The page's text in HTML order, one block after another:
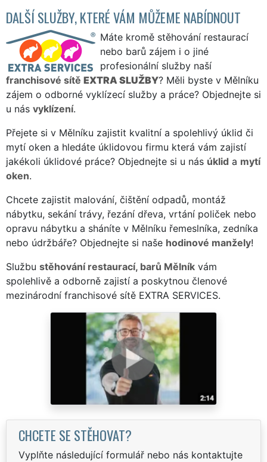
DALŠÍ SLUŽBY, KTERÉ VÁM MŮŽEME NABÍDNOUT
Máte kromě stěhování restaurací
nebo barů zájem i o jiné
profesionální služby naší
franchisové sítě EXTRA SLUŽBY? Měli byste v Mělníku
zájem o odborné vyklízecí služby a práce? Objednejte si
u nás vyklízení.
Přejete si v Mělníku zajistit kvalitní a spolehlivý úklid či
mytí oken a hledáte úklidovou firmu která vám zajistí
jakékoli úklidové práce? Objednejte si u nás úklid a mytí
oken.
Chcete zajistit malování, čištění odpadů, montáž
nábytku, sekání trávy, řezání dřeva, vrtání poliček nebo
opravu nábytku a sháníte v Mělníku řemeslníka, zedníka
nebo údržbáře? Objednejte si naše hodinové manžely!
Službu stěhování restaurací, barů Mělník vám
spolehlivě a odborně zajistí a poskytnou členové
mezinárodní franchisové sítě EXTRA SERVICES.
CHCETE SE STĚHOVAT?
Vyplňte následující formulář nebo nás kontaktujte